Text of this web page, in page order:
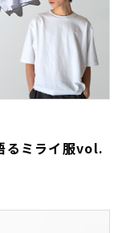
るミライ服vol.